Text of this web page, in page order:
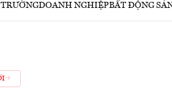
DOANH NGHIỆPBẤT ĐỘNG